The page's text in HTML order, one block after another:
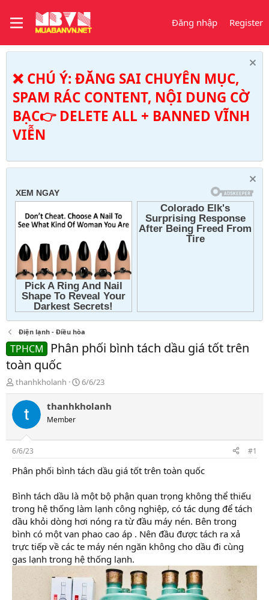
Đăng nhập Register
❌ CHÚ Ý: ĐĂNG SAI CHUYÊN MỤC,
SPAM RÁC CONTENT, NỘI DUNG CỜ
BẠC👉 DELETE ALL + BANNED VĨNH
VIỄN
Điện lạnh - Điều hòa
TPHCM
Phân phối bình tách dầu giá tốt trên
toàn quốc
T
h
r
a
s
t
a
e
r
thanhkholanh
N
g
à
6/6/23
thanhkholanh
Member
6/6/23 #1
Phân phối bình tách dầu giá tốt trên toàn quốc
Bình tách dầu là một bộ phận quan trọng không thể thiếu
trong hệ thống làm lạnh công nghiệp, có tác dụng để tách
dầu khỏi dòng hơi nóng ra từ đầu máy nén. Bên trong
bình có một van phao cao áp . Nên đầu được tách ra xả
trực tiếp về các te máy nén ngăn không cho dầu đi cùng
gas lạnh trong hệ thống lạnh.